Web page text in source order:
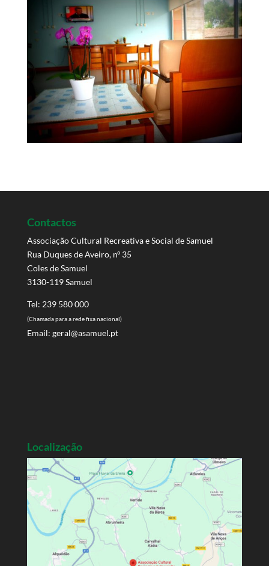
Contactos
Associação Cultural Recreativa e Social de Samuel
Rua Duques de Aveiro, nº 35
Coles de Samuel
3130-119 Samuel
Tel: 239 580 000
(Chamada para a rede fixa nacional)
Email: geral@asamuel.pt
Localização